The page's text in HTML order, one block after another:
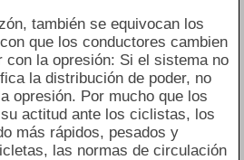
también se equivocan los
que los conductores cambien
con la opresión: Si el sistema no
la distribución de poder, no
opresión. Por mucho que los
actitud ante los ciclistas, los
más rápidos, pesados y
las normas de circulación